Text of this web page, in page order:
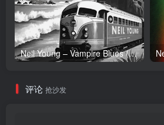
Neil Young – Vampire Blues (Live) – Single(054391239303)【24bit／96.0kHz】土耳其区
评论 抢沙发